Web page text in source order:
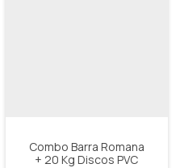
Combo Barra Romana
+ 20 Kg Discos PVC